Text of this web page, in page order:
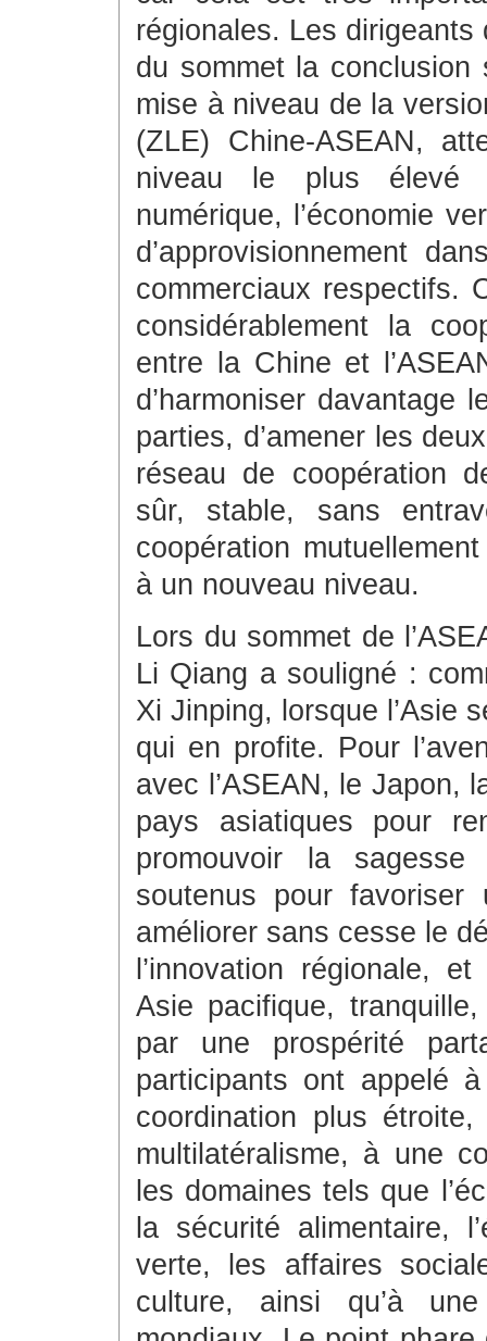
régionales. Les
du sommet la conclusion
mise à niveau de la
(ZLE) Chine-ASEAN,
niveau le plus élevé
numérique, l’économie
d’approvisionnement
commerciaux respectifs.
considérablement la
entre la Chine et
d’harmoniser davantage
parties, d’amener les
réseau de coopération
sûr, stable, sans
coopération
à un nouveau niveau.
Lors du sommet de
Li Qiang a souligné :
Xi Jinping, lorsque l’Asie
qui en profite. Pour
avec l’ASEAN, le Japon,
pays asiatiques pour
promouvoir la
soutenus pour favoriser
améliorer sans cesse le
l’innovation régionale,
Asie pacifique,
par une prospérité
participants ont appelé
coordination plus
multilatéralisme, à une
les domaines tels que
la sécurité alimentaire,
verte, les affaires
culture, ainsi qu’à